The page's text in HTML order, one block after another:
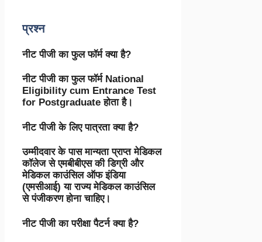
प्रश्न
नीट पीजी का फुल फॉर्म क्या है?
नीट पीजी का फुल फॉर्म National
Eligibility cum Entrance Test
for Postgraduate होता है।
नीट पीजी के लिए पात्रता क्या है?
उम्मीदवार के पास मान्यता प्राप्त मेडिकल
कॉलेज से एमबीबीएस की डिग्री और
मेडिकल काउंसिल ऑफ इंडिया
(एमसीआई) या राज्य मेडिकल काउंसिल
से पंजीकरण होना चाहिए।
नीट पीजी का परीक्षा पैटर्न क्या है?